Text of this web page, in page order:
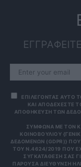
ΕΠΙΛΕΓΟΝΤΑΣ ΑΥΤΟ
ΚΑΙ ΑΠΟΔΕΧΕΣΤΕ
ΑΠΟΘΗΚΕΥΣΗ ΤΩΝ
ΣΎΜΦΩΝΑ ΜΕ ΤΟΝ
ΚΟΙΝΟΒΟΥΛΊΟΥ
ΔΕΔΟΜΈΝΩΝ (GDPR)} ΠΟΥ
ΤΟΥ Ν.4624/2019 ΠΟΥ
ΣΥΓΚΑΤΆΘΕΣΉ ΣΑΣ
ΠΑΡΟΎΣΑ ΔΙΕΎΘΥΝΣΗ